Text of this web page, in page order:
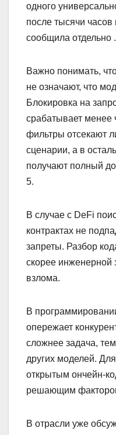
одного
после тысячи
сообщила отдельно .
Важно понимать,
не означают, что
Блокировка на
срабатывает
фильтры отсекают
сценарии, а в
получают полный
5.
В случае с DeFi
контрактах не
запреты. Разбор
скорее инженерной
взлома.
В
опережает
сложнее задача,
других моделей.
открытым ончейн-
решающим
В отрасли уже